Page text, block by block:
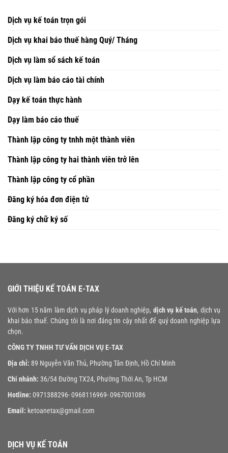
Dịch vụ kế toán trọn gói
Dịch vụ khai báo thuế hàng Quý/ Tháng
Dịch vụ làm sổ sách kế toán
Dịch vụ làm báo cáo tài chính
Dạy kế toán thực hành
Dạy làm báo cáo thuế
Thành lập công ty tnhh một thành viên
Thành lập công ty hai thành viên trở lên
Thành lập công ty cổ phần
Đăng ký hóa đơn điện tử
Đăng ký chữ ký số
GIỚI THIỆU KẾ TOÁN E-TAX
Với hơn 15 năm làm dịch vụ pháp lý doanh nghiệp, dịch vụ kế toán, dịch vụ
khai báo thuế. Chúng tôi là nơi đáng tin cậy nhất để quý doanh nghiệp lựa
chọn.
CÔNG TY TNHH TƯ VẤN DỊCH VỤ E-TAX
Địa chỉ: 89 Nguyễn Văn Thủ, Phường Tân Định, Hồ Chí Minh
Chi nhánh: 36/54 Đường TX24, Phường Thới An, Tp HCM
Hotline: 0971388296- 0968116969- 0967001086
Email: ketoanetax@gmail.com
DỊCH VỤ KẾ TOÁN